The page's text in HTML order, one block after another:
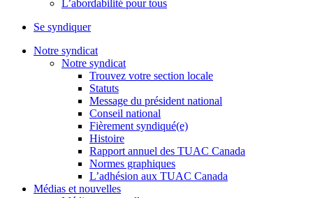
L’abordabilité pour tous
Se syndiquer
Notre syndicat
Notre syndicat
Trouvez votre section locale
Statuts
Message du président national
Conseil national
Fièrement syndiqué(e)
Histoire
Rapport annuel des TUAC Canada
Normes graphiques
L’adhésion aux TUAC Canada
Médias et nouvelles